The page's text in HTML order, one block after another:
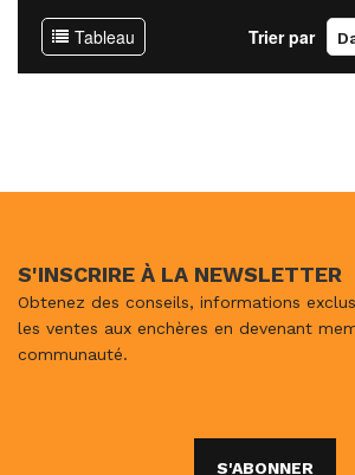
Tableau Trier par
S'INSCRIRE À LA NEWSLETTER
Obtenez des conseils, informations
les ventes aux enchères en devenant
communauté.
S'ABONNER